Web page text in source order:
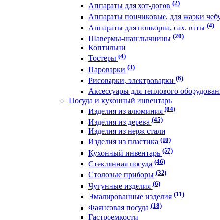
Аппараты для хот-догов(2)
Аппараты пончиковые, для жарки
Аппараты для попкорна, сах. ваты(4)
Шавермы-шашлычницы(20)
Коптильни
Тостеры(4)
Пароварки(3)
Рисоварки, электроварки(6)
Аксессуары для теплового
Посуда и кухонный инвентарь
Изделия из алюминия(84)
Изделия из дерева(45)
Изделия из нерж стали
Изделия из пластика(10)
Кухонный инвентарь(57)
Стеклянная посуда(46)
Столовые приборы(32)
Чугунные изделия(6)
Эмалированные изделия(11)
Фаянсовая посуда(18)
Гастроемкости